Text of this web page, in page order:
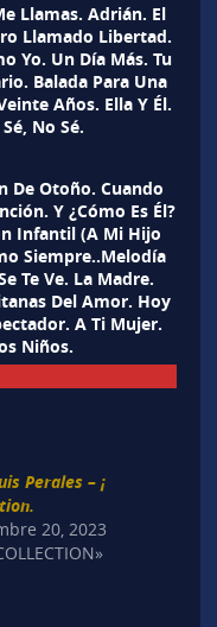
Llamas. Adrián. El
Llamado Libertad.
Yo. Un Día Más. Tu
Balada Para Una
Años. Ella Y Él.
No Sé.
De Otoño. Cuando
Y ¿Cómo Es Él?
Infantil (A Mi Hijo
Siempre..Melodía
Te Ve. La Madre.
Del Amor. Hoy
A Ti Mujer.
Niños.
Perales – ¡
20, 2023